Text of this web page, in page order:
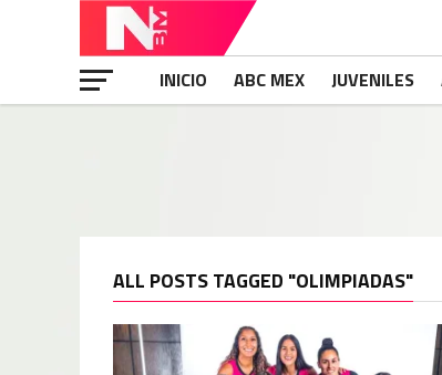
INICIO ABC MEX JUVENILES
ALL POSTS TAGGED "OLIMPIADAS"